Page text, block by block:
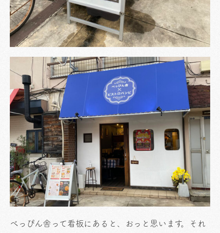
べっぴん舎って看板にあると、おっと思います。それ